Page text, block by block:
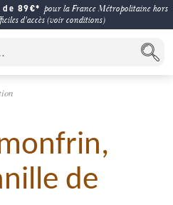
de 89€* pour la France Métropolitaine hors
d'accès (voir conditions)
de